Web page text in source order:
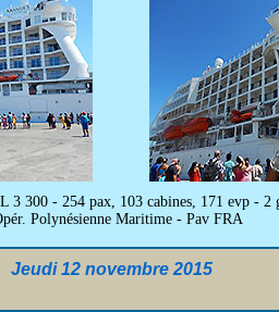
300 - 254 pax, 103 cabines, 171 evp -
Polynésienne Maritime - Pav FRA
Jeudi 12 novembre 2015